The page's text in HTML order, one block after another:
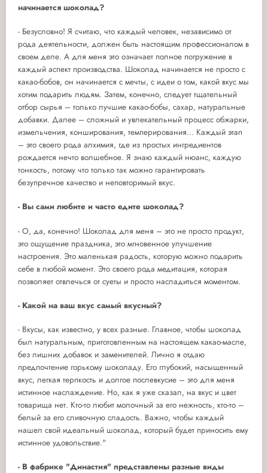
начинается шоколад?
- Безусловно! Я считаю, что каждый человек, независимо от
рода деятельности, должен быть настоящим профессионалом в
своем деле. А для меня это означает полное погружение в
каждый аспект производства. Шоколад начинается не просто с
какао-бобов, он начинается с мечты, с идеи о том, какой вкус мы
хотим подарить людям. Затем, конечно, следует тщательный
отбор сырья – только лучшие какао-бобы, сахар, натуральные
добавки. Далее – сложный и увлекательный процесс обжарки,
измельчения, конширования, темперирования… Каждый этап
– это своего рода алхимия, где из простых ингредиентов
рождается нечто волшебное. Я знаю каждый нюанс, каждую
тонкость, потому что только так можно гарантировать
безупречное качество и неповторимый вкус.
- Вы сами любите и часто едите шоколад?
- О, да, конечно! Шоколад для меня – это не просто продукт,
это ощущение праздника, это мгновенное улучшение
настроения. Это маленькая радость, которую можно подарить
себе в любой момент. Это своего рода медитация, которая
позволяет отвлечься от суеты и просто насладиться моментом.
- Какой на ваш вкус самый вкусный?
- Вкусы, как известно, у всех разные. Главное, чтобы шоколад
был натуральным, приготовленным на настоящем какао-масле,
без лишних добавок и заменителей. Лично я отдаю
предпочтение горькому шоколаду. Его глубокий, насыщенный
вкус, легкая терпкость и долгое послевкусие – это для меня
истинное наслаждение. Но, как я уже сказал, на вкус и цвет
товарища нет. Кто-то любит молочный за его нежность, кто-то –
белый за его сливочную сладость. Важно, чтобы каждый
нашел свой идеальный шоколад, который будет приносить ему
истинное удовольствие."
- В фабрике "Династия" представлены разные виды